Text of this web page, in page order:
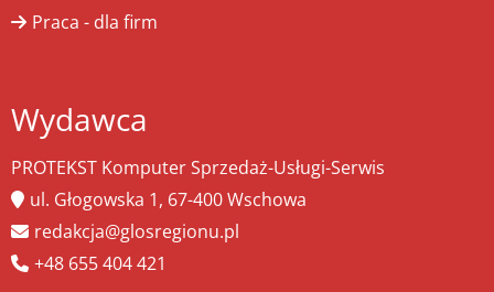
Praca - dla firm
Wydawca
PROTEKST Komputer Sprzedaż-Usługi-Serwis
ul. Głogowska 1, 67-400 Wschowa
redakcja@glosregionu.pl
+48 655 404 421